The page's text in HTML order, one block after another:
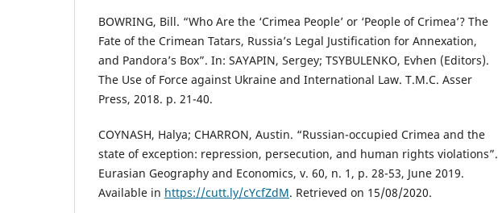
BOWRING, Bill. “Who Are the ‘Crimea People’ or ‘People of Crimea’? The
Fate of the Crimean Tatars, Russia’s Legal Justification for Annexation,
and Pandora’s Box”. In: SAYAPIN, Sergey; TSYBULENKO, Evhen (Editors).
The Use of Force against Ukraine and International Law. T.M.C. Asser
Press, 2018. p. 21-40.
COYNASH, Halya; CHARRON, Austin. “Russian-occupied Crimea and the
state of exception: repression, persecution, and human rights violations”.
Eurasian Geography and Economics, v. 60, n. 1, p. 28-53, June 2019.
Available in https://cutt.ly/cYcfZdM. Retrieved on 15/08/2020.